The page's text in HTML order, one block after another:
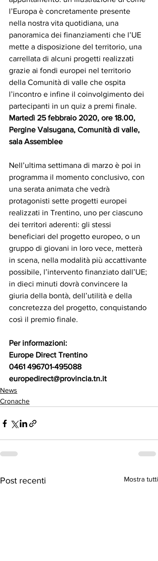
l’Europa è concretamente presente
nella nostra vita quotidiana, una
panoramica dei finanziamenti che l’UE
mette a disposizione del territorio, una
carrellata di alcuni progetti realizzati
grazie ai fondi europei nel territorio
della Comunità di valle che ospita
l’incontro e infine il coinvolgimento dei
partecipanti in un quiz a premi finale.
Martedì 25 febbraio 2020, ore 18.00,
Pergine Valsugana, Comunità di valle,
sala Assemblee
Nell’ultima settimana di marzo è poi in
programma il momento conclusivo, con
una serata animata che vedrà
protagonisti sette progetti europei
realizzati in Trentino, uno per ciascuno
dei territori aderenti: gli stessi
beneficiari del progetto europeo, o un
gruppo di giovani in loro vece, metterà
in scena, nella modalità più accattivante
possibile, l’intervento finanziato dall’UE;
in dieci minuti dovrà convincere la
giuria della bontà, dell’utilità e della
concretezza del progetto, conquistando
così il premio finale.
Per informazioni:
Europe Direct Trentino
0461 496701-495088
europedirect@provincia.tn.it
News
Cronache
Post recenti Mostra tutti